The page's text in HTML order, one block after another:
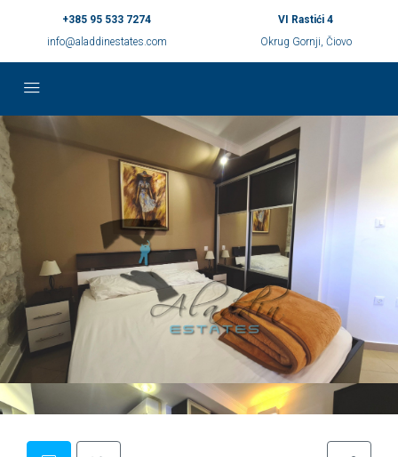
+385 95 533 7274
info@aladdinestates.com
VI Rastići 4
Okrug Gornji, Čiovo